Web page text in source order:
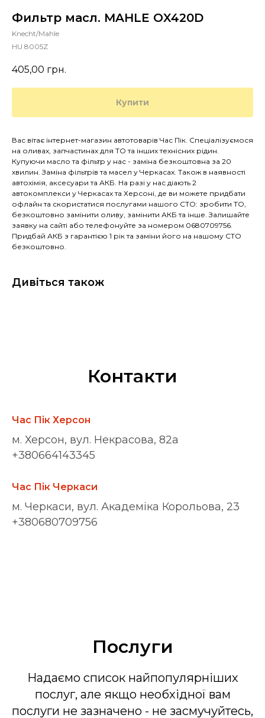
Фильтр масл. MAHLE OX420D
Knecht/Mahle
HU 8005Z
405,00 грн.
Купити
Вас вітає інтернет-магазин автотоварів Час Пік. Спеціалізуємося
на оливах, запчастинах для ТО та інших технісних рідин.
Купуючи масло та фільтр у нас - заміна безкоштовна за 20
хвилин. Заміна фільтрів та масел у Черкасах. Також в наявності
автохімія, аксесуари та АКБ. На разі у нас діають 2
автокомплекси у Черкасах та Херсоні, де ви можете придбати
офлайн та скористатися послугами нашого СТО: зробити ТО,
безкоштовно замінити оливу, замінити АКБ та інше. Залишайте
заявку на сайті або телефонуйте за номером 0680709756.
Придбай АКБ з гарантією 1 рік та заміни його на нашому СТО
безкоштовно.
Дивіться також
Контакти
Час Пік Херсон
м. Херсон, вул. Некрасова, 82а
+380664143345
Час Пік Черкаси
м. Черкаси, вул. Академіка Корольова, 23
+380680709756
Послуги
Надаємо список найпопулярніших
послуг, але якщо необхідної вам
послуги не зазначено - не засмучуйтесь,